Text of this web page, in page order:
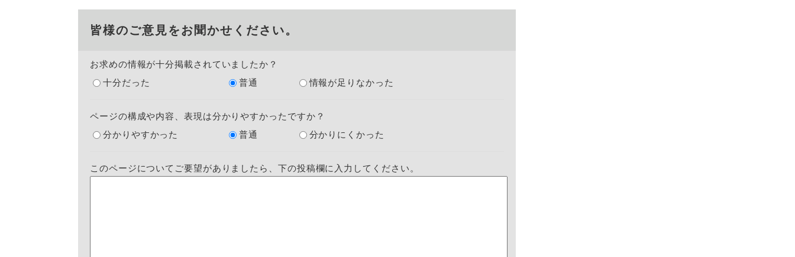
皆様のご意見をお聞かせください。
お求めの情報が十分掲載されていましたか？
十分だった
普通 情報が足りなかった
ページの構成や内容、表現は分かりやすかったですか？
分かりやすかった
普通 分かりにくかった
このページについてご要望がありましたら、下の投稿欄に入力してください。